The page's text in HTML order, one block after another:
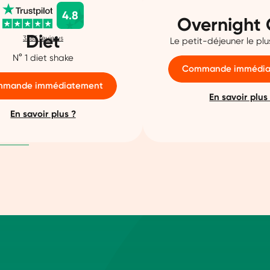
avec du
4.8
3285 reviews
Diet
N° 1 diet shake
immédiatement
En savoir plus ?
Overnight
Le petit-déjeuner le
Commande
En savoir plus